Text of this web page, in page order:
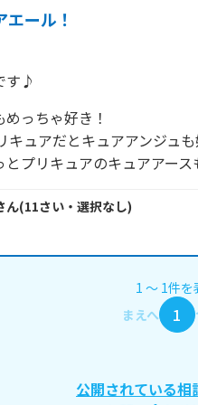
エール！
す♪
っちゃ好き！
キュアだとキュアアンジュ
とプリキュアのキュアアー
ん(11さい・ 選択なし)
1 〜 1件を
まえへ
1
公開されている相